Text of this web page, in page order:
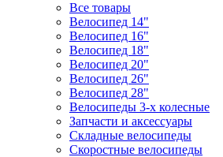
Все товары
Велосипед 14"
Велосипед 16"
Велосипед 18"
Велосипед 20"
Велосипед 26"
Велосипед 28"
Велосипеды 3-х колесные
Запчасти и аксессуары
Складные велосипеды
Скоростные велосипеды